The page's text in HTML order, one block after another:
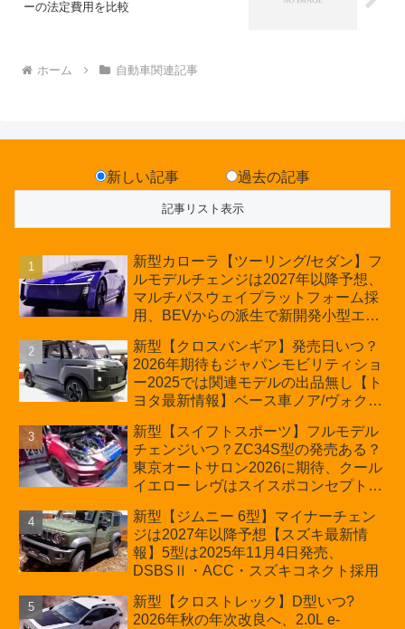
ーの法定費用を比較
ホーム 自動車関連記事
新しい記事 過去の記事
新型カローラ【ツーリング/セダン】フ
ルモデルチェンジは2027年以降予想、
マルチパスウェイプラットフォーム採
用、BEVからの派生で新開発小型エン
の採用は無しか【トヨタ最新情報】60
周年記念車発売
新型【クロスバンギア】発売日いつ？
2026年期待もジャパンモビリティショ
ー2025では関連モデルの出品無し【ト
ヨタ最新情報】ベース車ノア/ヴォクシ
ほか「コア」と「ツール」、デリカ
D:5対抗のクロスオーバーSUVミニバ
ン
新型【スイフトスポーツ】フルモデル
チェンジいつ？ZC34S型の発売ある？
東京オートサロン2026に期待、クール
イエロー レヴはスイスポコンセプト
プが争点【スズキ最新情報】特別仕様
車「ZC33S Final Edition」終了
新型【ジムニー 6型】マイナーチェン
ジは2027年以降予想【スズキ最新情
報】5型は2025年11月4日発売、
DSBSⅡ・ACC・スズキコネクト採用
新型【クロストレック】D型いつ?
2026年秋の年次改良へ、2.0L e-